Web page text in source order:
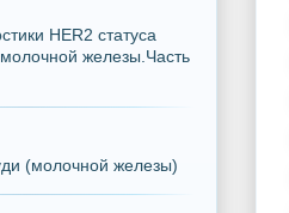
HER2 статуса
железы.Часть
(молочной железы)